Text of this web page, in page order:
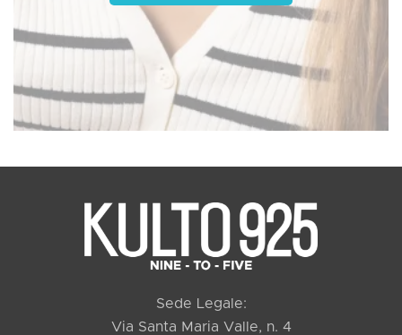
Sede Legale:
Via Santa Maria Valle, n. 4